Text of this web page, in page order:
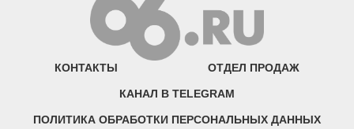
КОНТАКТЫ ОТДЕЛ ПРОДАЖ
КАНАЛ В TELEGRAM
ПОЛИТИКА ОБРАБОТКИ ПЕРСОНАЛЬНЫХ ДАННЫХ